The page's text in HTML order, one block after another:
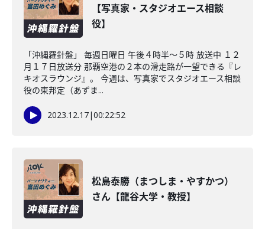
【写真家・スタジオエース相談
役】
「沖縄羅針盤」 毎週日曜日 午後４時半～５時 放送中 １２
月１７日放送分 那覇空港の２本の滑走路が一望できる『レ
キオスラウンジ』。 今週は、写真家でスタジオエース相談
役の東邦定（あずま...
2023.12.17|00:22:52
松島泰勝（まつしま・やすかつ）
さん【龍谷大学・教授】